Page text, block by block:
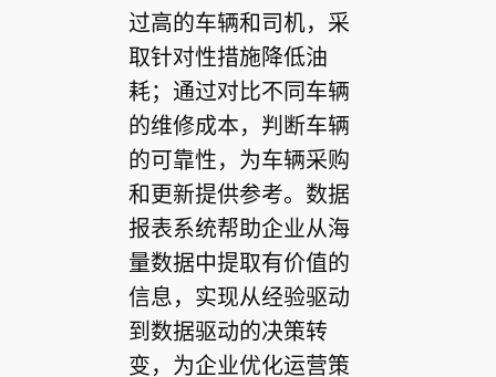
过高的车辆和司机，采
取针对性措施降低油
耗；通过对比不同车辆
的维修成本，判断车辆
的可靠性，为车辆采购
和更新提供参考。数据
报表系统帮助企业从海
量数据中提取有价值的
信息，实现从经验驱动
到数据驱动的决策转
变，为企业优化运营策